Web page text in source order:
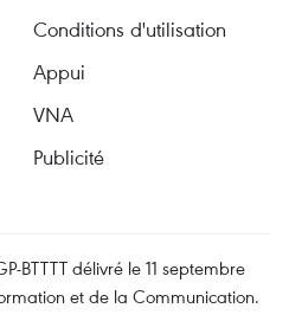
Conditions d'utilisation
Appui
VNA
Publicité
BTTTT délivré le 11 septembre
et de la Communication.